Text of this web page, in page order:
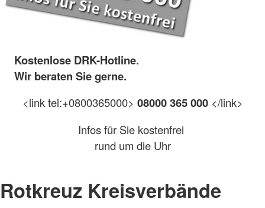
Kostenlose DRK-Hotline.
Wir beraten Sie gerne.
<link tel:+0800365000> 08000 365 000 </link>
Infos für Sie kostenfrei
rund um die Uhr
Rotkreuz Kreisverbände